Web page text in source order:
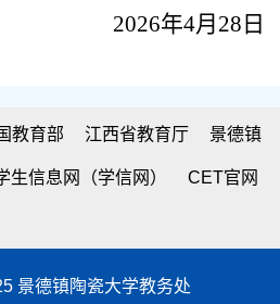
年4月28日
教育部 江西省教育厅 景德镇
生信息网（学信网） CET官网
景德镇陶瓷大学教务处